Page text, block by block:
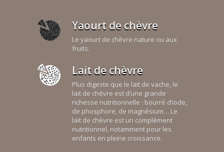
Yaourt de chèvre
Le yaourt de chèvre nature ou aux
fruits.
Lait de chèvre
Plus digeste que le lait de vache, le
lait de chèvre est d’une grande
richesse nutritionnelle : bourré d’iode,
de phosphore, de magnésium… Le
lait de chèvre est un complément
nutritionnel, notamment pour les
enfants en pleine croissance.